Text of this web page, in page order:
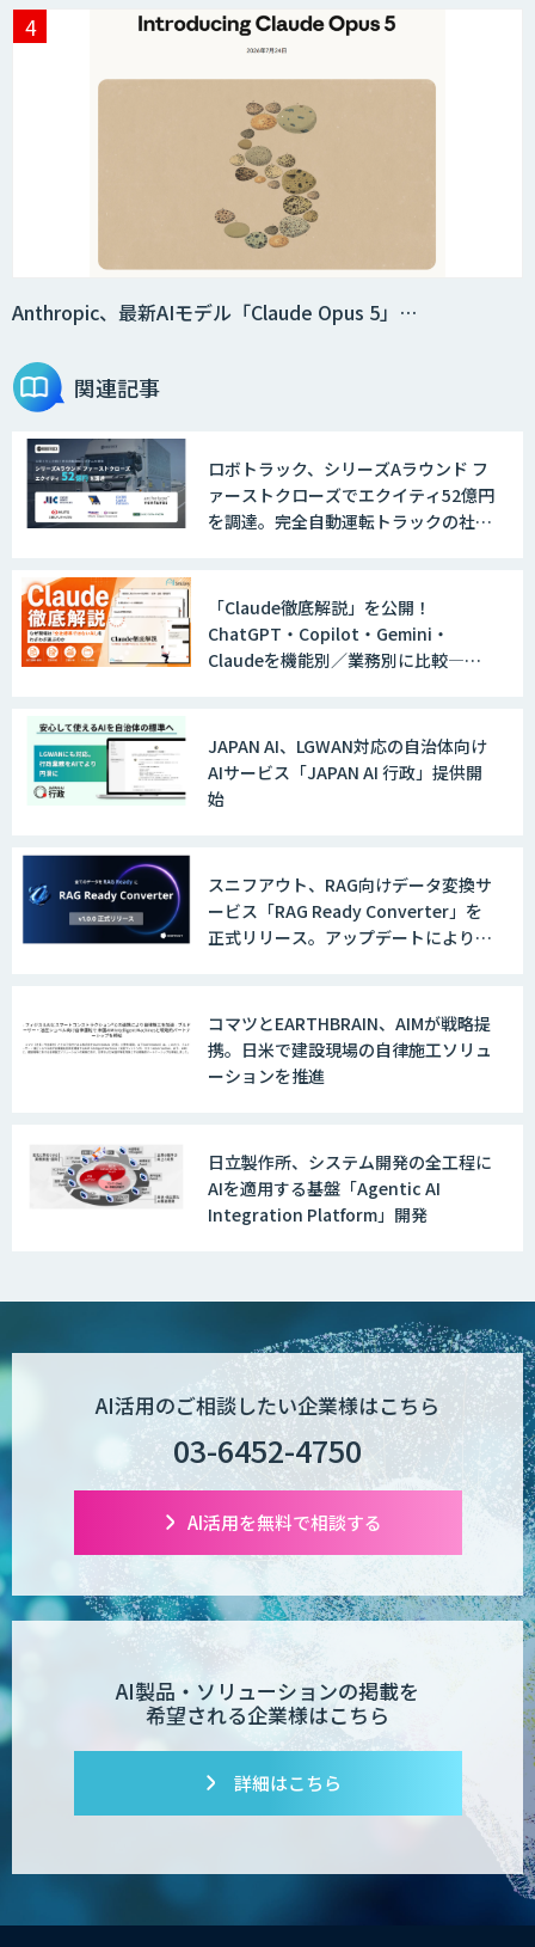
Anthropic、最新AIモデル「Claude Opus 5」…
関連記事
ロボトラック、シリーズAラウンド フ
ァーストクローズでエクイティ52億円
を調達。完全自動運転トラックの社会
「Claude徹底解説」を公開！
ChatGPT・Copilot・Gemini・
Claudeを機能別／業務別に比較―自
JAPAN AI、LGWAN対応の自治体向け
AIサービス「JAPAN AI 行政」提供開
始
スニフアウト、RAG向けデータ変換サ
ービス「RAG Ready Converter」を
正式リリース。アップデートにより変
コマツとEARTHBRAIN、AIMが戦略提
携。日米で建設現場の自律施工ソリュ
ーションを推進
日立製作所、システム開発の全工程に
AIを適用する基盤「Agentic AI
Integration Platform」開発
AI活用のご相談したい企業様はこちら
03-6452-4750
AI活用を無料で相談する
AI製品・ソリューションの掲載を
希望される企業様はこちら
詳細はこちら